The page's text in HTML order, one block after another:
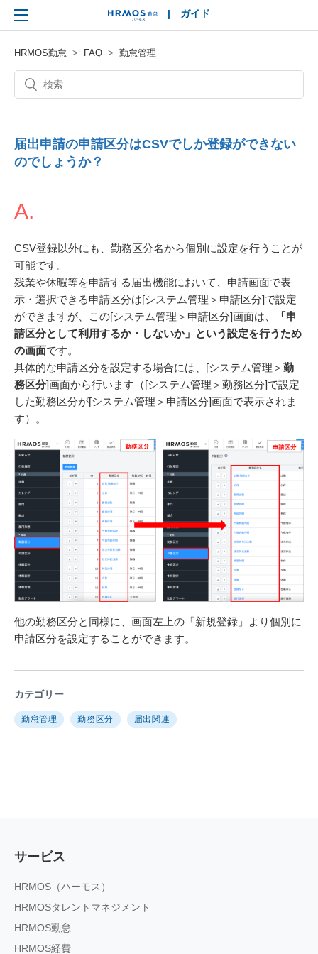
HRMOS
| ガイド
HRMOS勤怠 FAQ 勤怠管理
届出申請の申請区分はCSVでしか登録ができない
のでしょうか？
A.
CSV登録以外にも、勤務区分名から個別に設定を行うことが
可能です。
残業や休暇等を申請する届出機能において、申請画面で表
示・選択できる申請区分は[システム管理＞申請区分]で設定
ができますが、この[システム管理＞申請区分]画面は、
「申
請区分として利用するか・しないか」という設定を行うため
の画面です。
具体的な申請区分を設定する場合には、[システム管理＞ 勤
務区分]画面から行います（[システム管理＞勤務区分]で設定
した勤務区分が[システム管理＞申請区分]画面で表示されま
す）。
他の勤務区分と同様に、画面左上の「新規登録」より個別に
申請区分を設定することができます。
カテゴリー
勤怠管理 勤務区分 届出関連
サービス
HRMOS（ハーモス）
HRMOSタレントマネジメント
HRMOS勤怠
HRMOS経費